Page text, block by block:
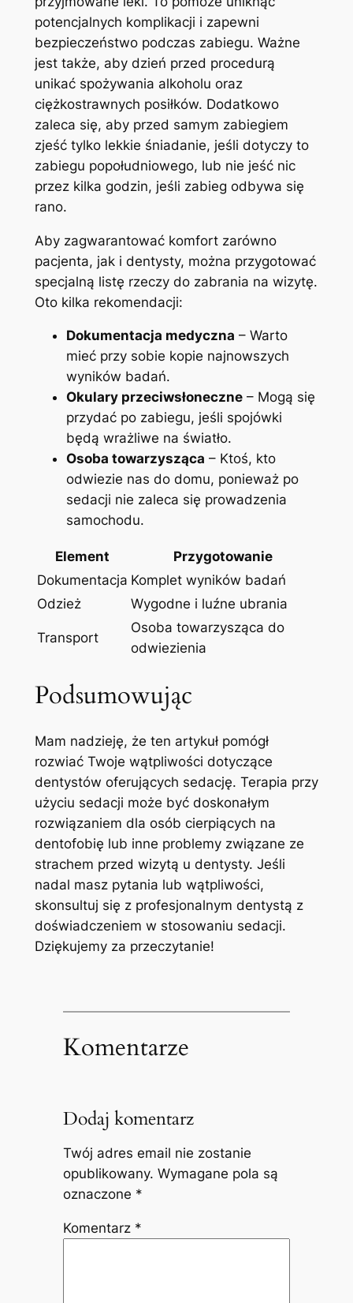
potencjalnych komplikacji i zapewni
bezpieczeństwo podczas zabiegu. Ważne
jest także, aby dzień przed procedurą
unikać spożywania alkoholu oraz
ciężkostrawnych posiłków. Dodatkowo
zaleca się, aby przed samym zabiegiem
zjeść tylko lekkie śniadanie, jeśli dotyczy to
zabiegu popołudniowego, lub nie jeść nic
przez kilka godzin, jeśli zabieg odbywa się
rano.
Aby zagwarantować komfort zarówno
pacjenta, jak i dentysty, można przygotować
specjalną listę rzeczy do zabrania na wizytę.
Oto kilka rekomendacji:
Dokumentacja medyczna – Warto
mieć przy sobie kopie najnowszych
wyników badań.
Okulary przeciwsłoneczne– Mogą się
przydać po zabiegu, jeśli spojówki
będą wrażliwe na światło.
Osoba towarzysząca – Ktoś, kto
odwiezie nas do domu, ponieważ po
sedacji nie zaleca się prowadzenia
samochodu.
Element
Przygotowanie
Dokumentacja Komplet wyników badań
Odzież
Wygodne i luźne ubrania
Transport
Osoba towarzysząca do
odwiezienia
Podsumowując
Mam nadzieję, że ten artykuł pomógł
rozwiać Twoje wątpliwości dotyczące
dentystów oferujących sedację. Terapia przy
użyciu sedacji może być doskonałym
rozwiązaniem dla osób cierpiących na
dentofobię lub inne problemy związane ze
strachem przed wizytą u dentysty. Jeśli
nadal masz pytania lub wątpliwości,
skonsultuj się z profesjonalnym dentystą z
doświadczeniem w stosowaniu sedacji.
Dziękujemy za przeczytanie!
Komentarze
Dodaj komentarz
Twój adres email nie zostanie
opublikowany. Wymagane pola są
oznaczone *
Komentarz *